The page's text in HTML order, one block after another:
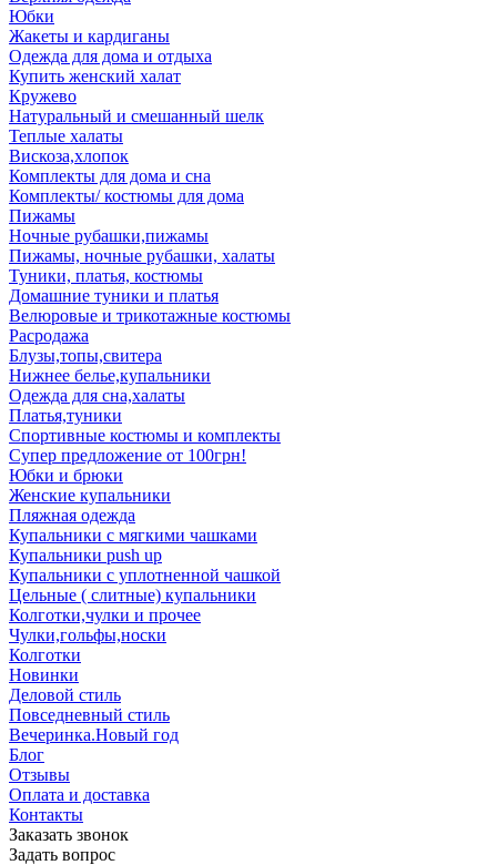
Юбки
Жакеты и кардиганы
Одежда для дома и отдыха
Купить женский халат
Кружево
Натуральный и смешанный шелк
Теплые халаты
Вискоза,хлопок
Комплекты для дома и сна
Комплекты/ костюмы для дома
Пижамы
Ночные рубашки,пижамы
Пижамы, ночные рубашки, халаты
Туники, платья, костюмы
Домашние туники и платья
Велюровые и трикотажные костюмы
Расродажа
Блузы,топы,свитера
Нижнее белье,купальники
Одежда для сна,халаты
Платья,туники
Спортивные костюмы и комплекты
Супер предложение от 100грн!
Юбки и брюки
Женские купальники
Пляжная одежда
Купальники с мягкими чашками
Купальники push up
Купальники с уплотненной чашкой
Цельные ( слитные) купальники
Колготки,чулки и прочее
Чулки,гольфы,носки
Колготки
Новинки
Деловой стиль
Повседневный стиль
Вечеринка.Новый год
Блог
Отзывы
Оплата и доставка
Контакты
Заказать звонок
Задать вопрос